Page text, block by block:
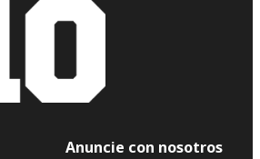
Anuncie con nosotros